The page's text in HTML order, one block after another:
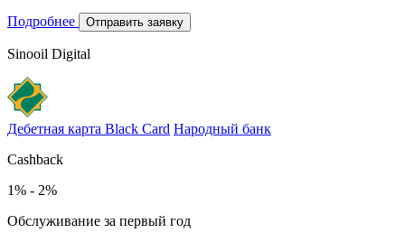
Подробнее Отправить заявку
Sinooil Digital
Дебетная карта Black Card Народный банк
Cashback
1% - 2%
Обслуживание за первый год